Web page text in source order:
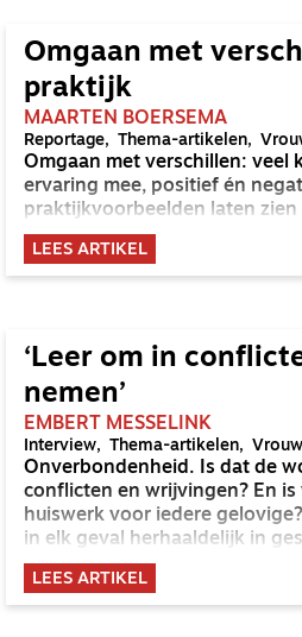
Omgaan met
praktijk
MAARTEN BOERSEMA
Reportage Thema-artikelen
Omgaan met verschillen: veel
ervaring mee, positief én
praktijkvoorbeelden laten
LEES ARTIKEL
‘Leer om in
nemen’
EMBERT MESSELINK
Interview Thema-artikelen
Onverbondenheid. Is dat de
conflicten en wrijvingen? En
huiswerk voor iedere
in elk geval herhaaldelijk in
emeritus hoogleraar Kees de
coach, trainer en voormalig lid
en Adviescommissie van de
LEES ARTIKEL